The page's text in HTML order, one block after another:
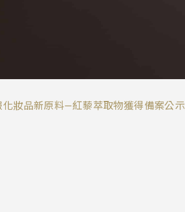
妝品新原料—紅藜萃取物獲得備案公示